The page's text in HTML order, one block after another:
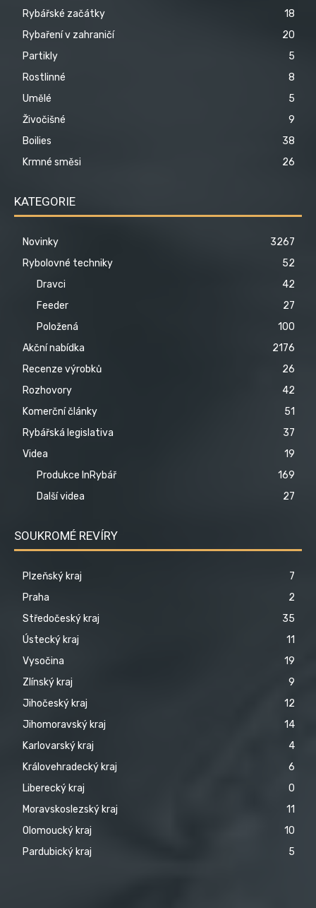
Rybářské začátky
18
Rybaření v zahraničí
20
Partikly
5
Rostlinné
8
Umělé
5
Živočišné
9
Boilies
38
Krmné směsi
26
KATEGORIE
Novinky
3267
Rybolovné techniky
52
Dravci
42
Feeder
27
Položená
100
Akční nabídka
2176
Recenze výrobků
26
Rozhovory
42
Komerční články
51
Rybářská legislativa
37
Videa
19
Produkce InRybář
169
Další videa
27
SOUKROMÉ REVÍRY
Plzeňský kraj
7
Praha
2
Středočeský kraj
35
Ústecký kraj
11
Vysočina
19
Zlínský kraj
9
Jihočeský kraj
12
Jihomoravský kraj
14
Karlovarský kraj
4
Královehradecký kraj
6
Liberecký kraj
0
Moravskoslezský kraj
11
Olomoucký kraj
10
Pardubický kraj
5